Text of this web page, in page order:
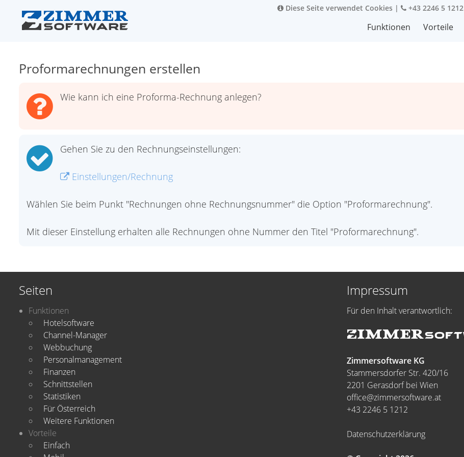
Diese Seite verwendet Cookies | +43 2246 5 1212
Funktionen Vorteile
Proformarechnungen erstellen
Wie kann ich eine Proforma-Rechnung anlegen?
Gehen Sie zu den Rechnungseinstellungen:
Einstellungen/Rechnung
Wählen Sie beim Punkt "Rechnungen ohne Rechnungsnummer" die Option "Proformarechnung".
Mit dieser Einstellung erhalten alle Rechnungen ohne Nummer den Titel "Proformarechnung".
Seiten
Funktionen
Hotelsoftware
Channel-Manager
Webbuchung
Personalmanagement
Finanzen
Schnittstellen
Statistiken
Für Österreich
Weitere Funktionen
Vorteile
Einfach
Impressum
Für den Inhalt verantwortlich:
Zimmersoftware KG
Stammersdorfer Str. 420/16
2201 Gerasdorf bei Wien
office@zimmersoftware.at
+43 2246 5 1212
Datenschutzerklärung